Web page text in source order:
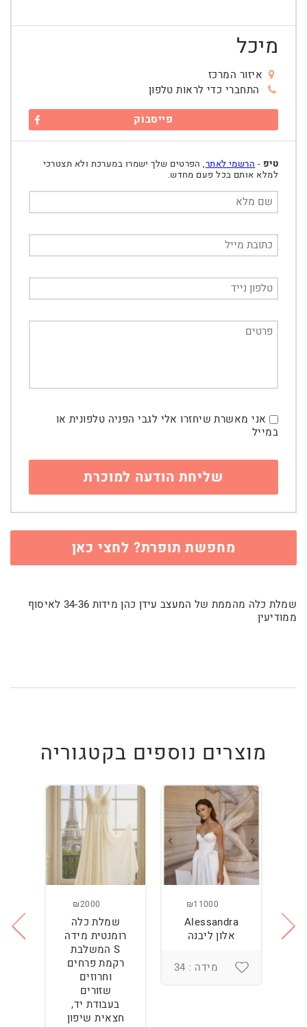
מיכל
איזור המרכז
התחברי כדי לראות טלפון
פייסבוק
טיפ - הרשמי לאתר, הפרטים שלך ישמרו במערכת ולא תצטרכי
למלא אותם בכל פעם מחדש.
אני מאשרת שיחזרו אלי לגבי הפניה טלפונית או
במייל
מחפשת תופרת? לחצי כאן
שמלת כלה מהממת של המעצב עידן כהן מידות 34-36 לאיסוף
ממודיעין
מוצרים נוספים בקטגוריה
₪11000
Alessandra
אלון ליבנה
מידה : 34
₪2000
שמלת כלה
רומנטית מידה
S המשלבת
רקמת פרחים
וחרוזים
שזורים
בעבודת יד,
חצאית שיפון